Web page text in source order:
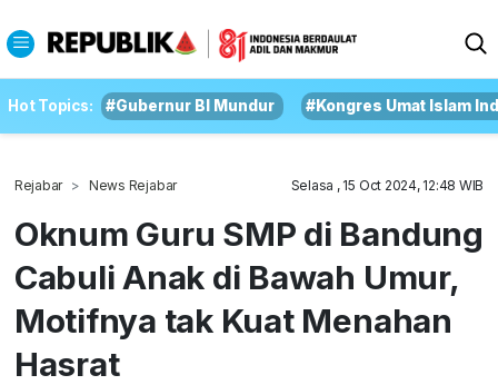
Hot Topics: #Gubernur BI Mundur #Kongres Umat Islam
Rejabar News Rejabar Selasa , 15 Oct 2024, 12:48 WIB
Oknum Guru SMP di Bandung
Cabuli Anak di Bawah Umur,
Motifnya tak Kuat Menahan
Hasrat